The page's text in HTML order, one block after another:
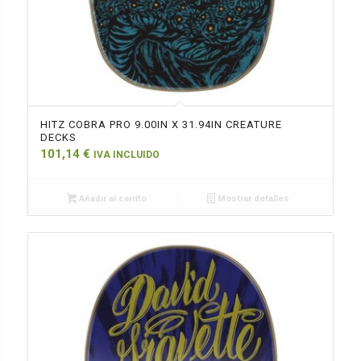
HITZ COBRA PRO 9.00IN X 31.94IN CREATURE
DECKS
101,14 € IVA INCLUIDO
Añadir al carrito Mostrar detalles